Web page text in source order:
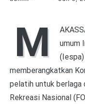
M
umum
memberangkatkan
pelatih untuk berlaga
Rekreasi Nasional